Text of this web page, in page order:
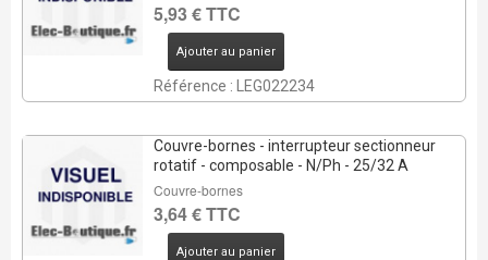
5,93 € TTC
Ajouter au panier
Référence : LEG022234
Couvre-bornes - interrupteur sectionneur
rotatif - composable - N/Ph - 25/32 A
Couvre-bornes
3,64 € TTC
Ajouter au panier